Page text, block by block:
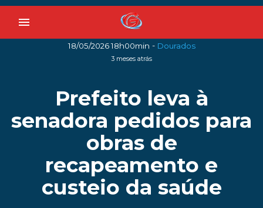
menu
18/05/2026 18h00min - Dourados
3 meses atrás
Prefeito leva à
senadora pedidos para
obras de
recapeamento e
custeio da saúde